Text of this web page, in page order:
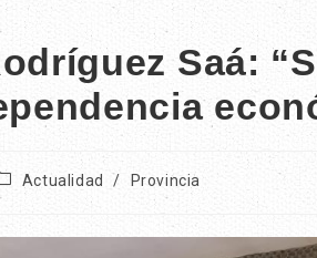
Saá:
Actualidad / Provincia